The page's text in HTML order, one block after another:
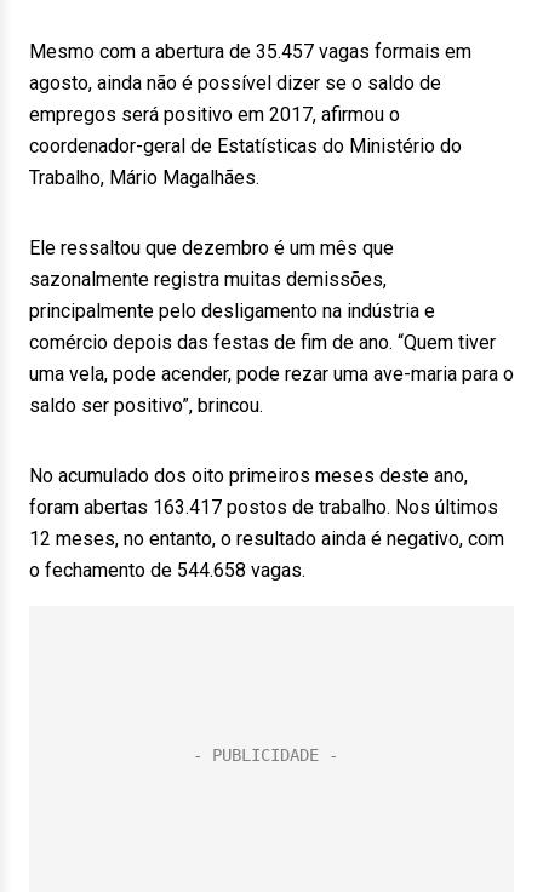
Mesmo com a abertura de 35.457 vagas formais em
agosto, ainda não é possível dizer se o saldo de
empregos será positivo em 2017, afirmou o
coordenador-geral de Estatísticas do Ministério do
Trabalho, Mário Magalhães.
Ele ressaltou que dezembro é um mês que
sazonalmente registra muitas demissões,
principalmente pelo desligamento na indústria e
comércio depois das festas de fim de ano. “Quem tiver
uma vela, pode acender, pode rezar uma ave-maria para o
saldo ser positivo”, brincou.
No acumulado dos oito primeiros meses deste ano,
foram abertas 163.417 postos de trabalho. Nos últimos
12 meses, no entanto, o resultado ainda é negativo, com
o fechamento de 544.658 vagas.